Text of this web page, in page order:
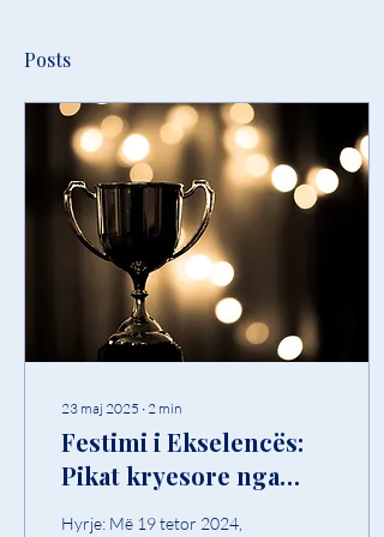
Posts
23 maj 2025 ∙ 2 min
Festimi i Ekselencës:
Pikat kryesore nga
Hyrje: Më 19 tetor 2024,